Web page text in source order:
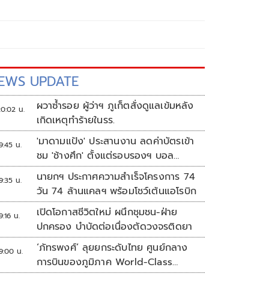
UPDATE
น.
ผวาซ้ำรอย ผู้ว่าฯ ภูเก็ตสั่งดูแลเข้มหลัง
เกิดเหตุทำร้ายในรร.
น.
'มาดามแป้ง' ประสานงาน ลดค่าบัตรเข้า
ชม 'ช้างศึก' ตั้งแต่รอบรองฯ บอล
อาเซียน
น.
นายกฯ ประกาศความสำเร็จโครงการ 74
วัน 74 ล้านแคลฯ พร้อมโชว์เต้นแอโรบิก
น.
เปิดโอกาสชีวิตใหม่ ผนึกชุมชน-ฝ่าย
ปกครอง บำบัดต่อเนื่องตัดวงจรติดยา
น.
‘ภัทรพงศ์’ ลุยยกระดับไทย ศูนย์กลาง
การบินของภูมิภาค World-Class
Aviation Hub | ห้องข่าวไทยโพสต์สุด